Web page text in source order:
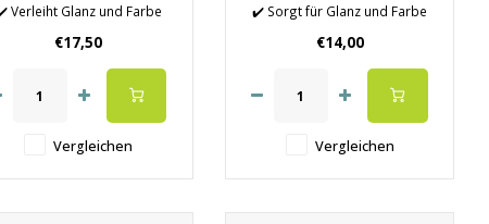
Verleiht Glanz und Farbe
Gefühl
✔️ Parabenfrei
✔️ Naturprodukt
€17,50
Vergleichen
✔️ Sorgt für Glanz und Farbe
weiches Gefühl
✔️ Parabenfrei
✔️ Naturprodukt
€14,00
Vergleichen